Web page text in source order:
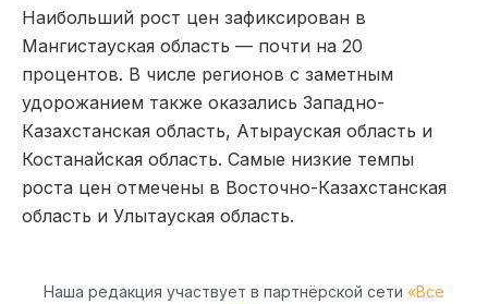
Наибольший рост цен зафиксирован в
Мангистауская область — почти на 20
процентов. В числе регионов с заметным
удорожанием также оказались Западно-
Казахстанская область, Атырауская область и
Костанайская область. Самые низкие темпы
роста цен отмечены в Восточно-Казахстанская
область и Улытауская область.
Наша редакция участвует в партнёрской сети «Все